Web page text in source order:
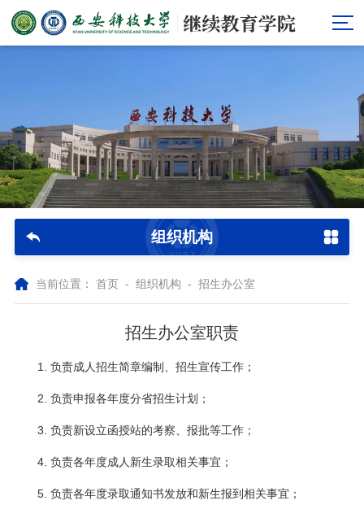
组织机构
当前位置： 首页 - 组织机构 - 招生办公室
招生办公室职责
1. 负责成人招生简章编制、招生宣传工作；
2. 负责申报各年度分省招生计划；
3. 负责新设立函授站的考察、报批等工作；
4. 负责各年度成人新生录取相关事宜；
5. 负责各年度录取通知书发放和新生报到相关事宜；